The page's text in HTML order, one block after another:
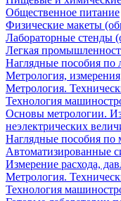
Общественное питание
Физические макеты
Лабораторные стенды
Легкая
Наглядные пособия по
Метрология,
Метрология.
Технология
Основы метрологии.
неэлектрических
Наглядные пособия по
Автоматизированные
Измерение расхода,
Метрология.
Технология